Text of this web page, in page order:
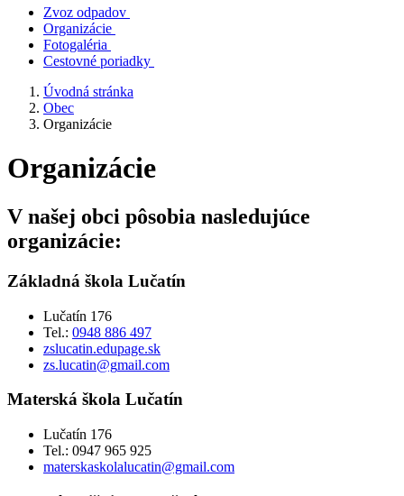
Zvoz odpadov
Organizácie
Fotogaléria
Cestovné poriadky
Úvodná stránka
Obec
Organizácie
Organizácie
V našej obci pôsobia nasledujúce
organizácie:
Základná škola Lučatín
Lučatín 176
Tel.: 0948 886 497
zslucatin.edupage.sk
zs.lucatin@gmail.com
Materská škola Lučatín
Lučatín 176
Tel.: 0947 965 925
materskaskolalucatin@gmail.com